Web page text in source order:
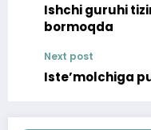
Ishchi guruhi
bormoqda
Next post
Iste’molchiga